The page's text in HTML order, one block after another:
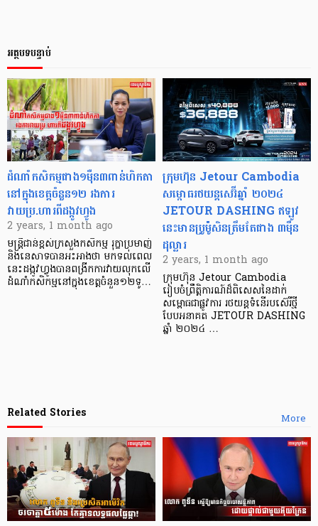
អត្ថបទបន្ទាប់
ដំណាំកសិកម្មជាង១ម៉ឺន៣ពាន់ហិកតា
នៅក្នុងខេត្តចំនួន១២ រងការ
វាយប្រ.ហារពីដង្កូវហ្វូង
2 years, 1 month ago
មន្រ្តីជាន់ខ្ពស់ក្រសួងកសិកម្ម រុក្ខាប្រមាញ់
និងនេសាទបានអះអាងថា មកទល់ពេល
នេះដង្កូវហ្វូងបានពង្រីកការវាយលុកលើ
ដំណាំកសិកម្មនៅក្នុងខេត្តចំនួន១២ទូ…
ក្រុមហ៊ុន Jetour Cambodia
សម្ពោធរថយន្តសេរ៊ីឆ្នាំ ២០២៤
JETOUR DASHING ឥឡូវ
នេះមានប្រូម៉ូសិនត្រឹមតែជាង ៣ម៉ឺន
ដុល្លារ
2 years, 1 month ago
ក្រុមហ៊ុន Jetour Cambodia
រៀបចំព្រឹត្តិការណ៍ដ៏ពិសេសនៃដាក់
សម្ពោធជាផ្លូវការ រថយន្តទំនើរបស៊េរីថ្មី
បែបអនាគត JETOUR DASHING
ឆ្នាំ ២០២៤ …
More
Related Stories